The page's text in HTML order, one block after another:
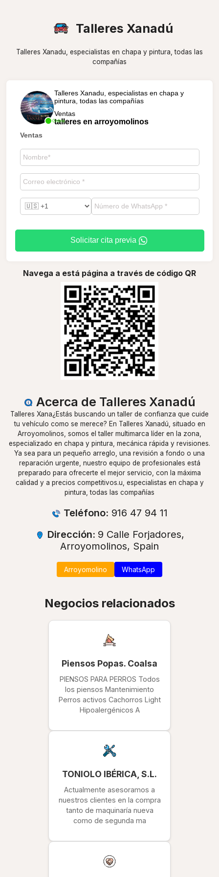
Talleres Xanadú
Talleres Xanadu, especialistas en chapa y pintura, todas las
compañías
Online
Talleres Xanadu, especialistas en chapa y
pintura, todas las compañías
Ventas
talleres en arroyomolinos
Ventas
Solicitar cita previa
Navega a está página a través de código QR
Acerca de Talleres Xanadú
Talleres Xana¿Estás buscando un taller de confianza que cuide
tu vehículo como se merece? En Talleres Xanadú, situado en
Arroyomolinos, somos el taller multimarca líder en la zona,
especializado en chapa y pintura, mecánica rápida y revisiones.
Ya sea para un pequeño arreglo, una revisión a fondo o una
reparación urgente, nuestro equipo de profesionales está
preparado para ofrecerte el mejor servicio, con la máxima
calidad y a precios competitivos.u, especialistas en chapa y
pintura, todas las compañías
Teléfono: 916 47 94 11
Dirección: 9 Calle Forjadores,
Arroyomolinos, Spain
Arroyomolino WhatsApp
Negocios relacionados
Piensos Popas. Coalsa
PIENSOS PARA PERROS Todos
los piensos Mantenimiento
Perros activos Cachorros Light
Hipoalergénicos A
TONIOLO IBÉRICA, S.L.
Actualmente asesoramos a
nuestros clientes en la compra
tanto de maquinaría nueva
como de segunda ma